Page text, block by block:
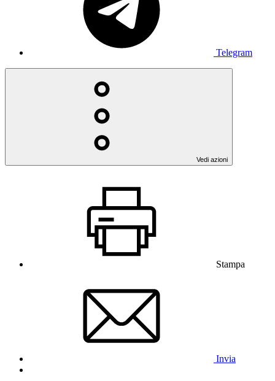
Telegram
Vedi azioni
Stampa
Invia